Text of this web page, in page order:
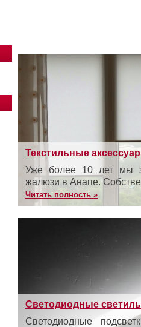
Текстильные
Уже более 10 лет мы
жалюзи в Анапе.
Читать полность »
Светодиодные
Светодиодные